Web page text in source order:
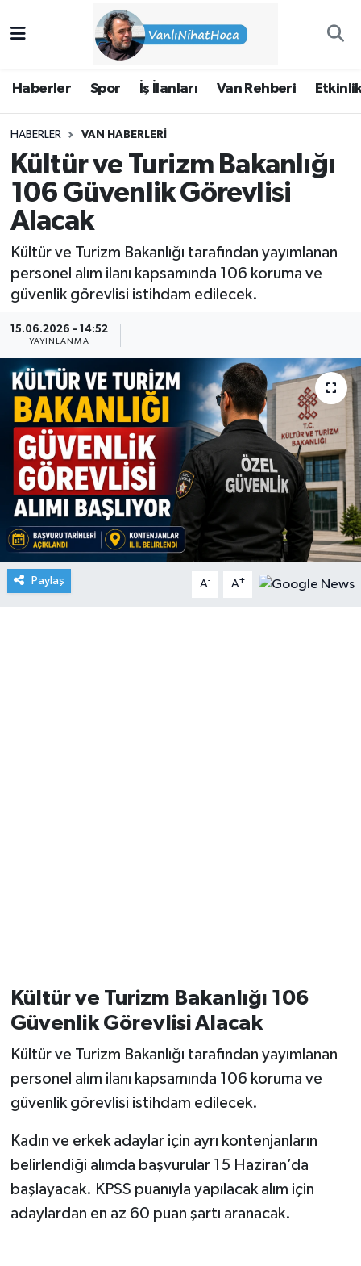
Haberler Spor İş İlanları Van Rehberi
HABERLER VAN HABERLERI
Kültür ve Turizm Bakanlığı
106 Güvenlik Görevlisi
Alacak
Kültür ve Turizm Bakanlığı tarafından yayımlanan
personel alım ilanı kapsamında 106 koruma ve
güvenlik görevlisi istihdam edilecek.
15.06.2026 - 14:52
YAYINLANMA
Paylaş A- A+
Kültür ve Turizm Bakanlığı 106
Güvenlik Görevlisi Alacak
Kültür ve Turizm Bakanlığı tarafından yayımlanan
personel alım ilanı kapsamında 106 koruma ve
güvenlik görevlisi istihdam edilecek.
Kadın ve erkek adaylar için ayrı kontenjanların
belirlendiği alımda başvurular 15 Haziran’da
başlayacak. KPSS puanıyla yapılacak alım için
adaylardan en az 60 puan şartı aranacak.
Van Rehberi
Etkinlikler
Köşe Yazıları
İpekyolu Nöbetçi Eczaneler
Süper Lig Puan Durumu ve Fikstür
Tüm Manşetler
Son Dakika Haberleri